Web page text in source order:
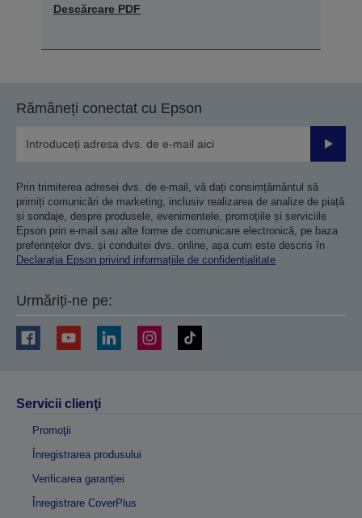
Descărcare PDF
Rămâneți conectat cu Epson
Prin trimiterea adresei dvs. de e-mail, vă dați consimțământul să
primiți comunicări de marketing, inclusiv realizarea de analize de piață
și sondaje, despre produsele, evenimentele, promoțiile și serviciile
Epson prin e-mail sau alte forme de comunicare electronică, pe baza
preferințelor dvs. și conduitei dvs. online, așa cum este descris în
Declarația Epson privind informațiile de confidențialitate
Urmăriți-ne pe:
Servicii clienţi
Promoţii
Înregistrarea produsului
Verificarea garanției
Înregistrare CoverPlus